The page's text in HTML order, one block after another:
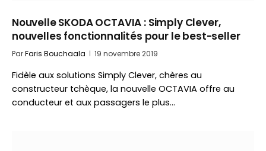
Nouvelle SKODA OCTAVIA : Simply Clever,
nouvelles fonctionnalités pour le best-seller
ParFaris Bouchaala 19 novembre 2019
Fidèle aux solutions Simply Clever, chères au
constructeur tchèque, la nouvelle OCTAVIA offre au
conducteur et aux passagers le plus…